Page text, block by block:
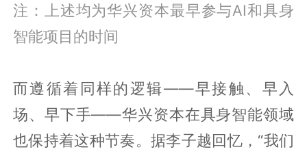
注：上述均为华兴资本最早参与AI和具身
智能项目的时间
而遵循着同样的逻辑——早接触、早入
场、早下手——华兴资本在具身智能领域
也保持着这种节奏。据李子越回忆，“我们